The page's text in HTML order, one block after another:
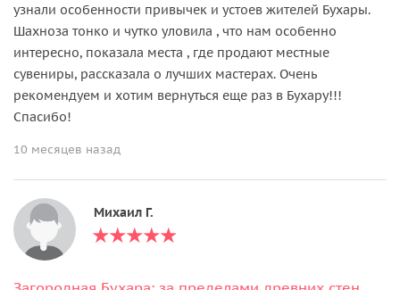
узнали особенности привычек и устоев жителей Бухары.
Шахноза тонко и чутко уловила , что нам особенно
интересно, показала места , где продают местные
сувениры, рассказала о лучших мастерах. Очень
рекомендуем и хотим вернуться еще раз в Бухару!!!
Спасибо!
10 месяцев назад
Михаил Г.